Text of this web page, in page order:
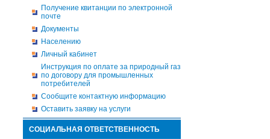
Получение квитанции по электронной
почте
Документы
Населению
Личный кабинет
Инструкция по оплате за природный газ
по договору для промышленных
потребителей
Сообщите контактную информацию
Оставить заявку на услуги
СОЦИАЛЬНАЯ ОТВЕТСТВЕННОСТЬ